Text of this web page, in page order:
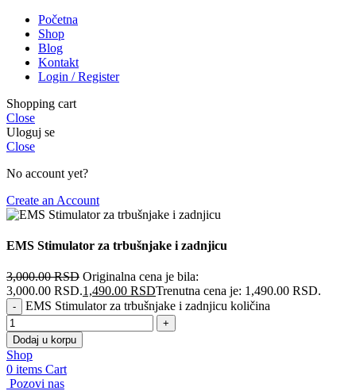
Početna
Shop
Blog
Kontakt
Login / Register
Shopping cart
Close
Uloguj se
Close
No account yet?
Create an Account
EMS Stimulator za trbušnjake i zadnjicu
3,000.00RSD Originalna cena je bila:
3,000.00 RSD.1,490.00 RSDTrenutna cena je: 1,490.00 RSD.
EMS Stimulator za trbušnjake i zadnjicu količina
Dodaj u korpu
Shop
0 items Cart
Pozovi nas